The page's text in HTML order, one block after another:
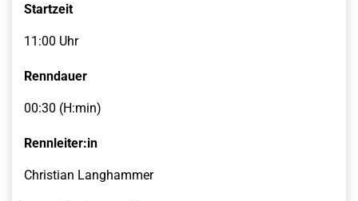
Startzeit
11:00 Uhr
Renndauer
00:30 (H:min)
Rennleiter:in
Christian Langhammer